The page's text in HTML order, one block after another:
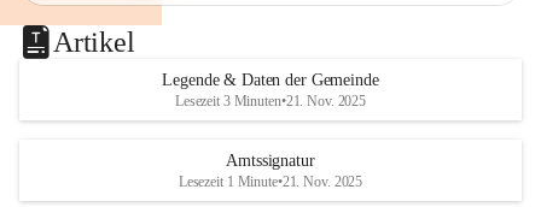
Artikel
Legende & Daten der Gemeinde
Lesezeit 3 Minuten•21. Nov. 2025
Amtssignatur
Lesezeit 1 Minute•21. Nov. 2025